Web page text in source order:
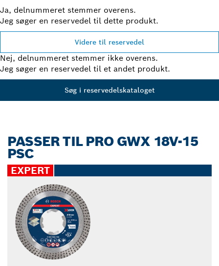
Ja, delnummeret stemmer overens.
Jeg søger en reservedel til dette produkt.
Videre til reservedel
Nej, delnummeret stemmer ikke overens.
Jeg søger en reservedel til et andet produkt.
Søg i reservedelskataloget
PASSER TIL PRO GWX 18V-15
PSC
EXPERT